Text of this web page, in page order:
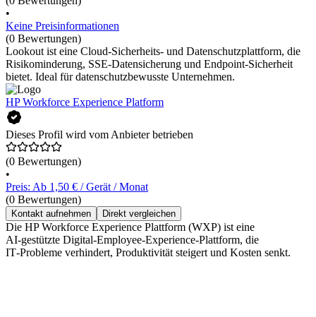
•
Keine Preisinformationen
(0 Bewertungen)
Lookout ist eine Cloud-Sicherheits- und Datenschutzplattform, die
Risikominderung, SSE-Datensicherung und Endpoint-Sicherheit
bietet. Ideal für datenschutzbewusste Unternehmen.
HP Workforce Experience Platform
Dieses Profil wird vom Anbieter betrieben
(0 Bewertungen)
•
Preis: Ab 1,50 € / Gerät / Monat
(0 Bewertungen)
Kontakt aufnehmen Direkt vergleichen
Die HP Workforce Experience Plattform (WXP) ist eine
AI‑gestützte Digital‑Employee‑Experience‑Plattform, die
IT‑Probleme verhindert, Produktivität steigert und Kosten senkt.